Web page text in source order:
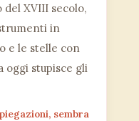
XVIII secolo,
in
e le stelle con
oggi stupisce gli
sembra